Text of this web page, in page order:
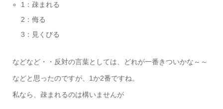
1：疎まれる
2：侮る
3：見くびる
などなど・・反対の言葉としては、どれが一番きついかな～～
などと思ったのですが、1か2番ですね。
私なら、疎まれるのは構いませんが